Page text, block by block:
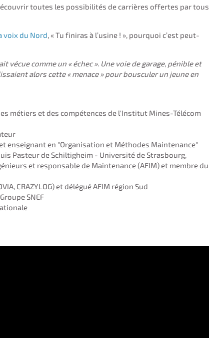
toutes les possibilités de carrières offertes par tous
voix du Nord , « Tu finiras à l’usine ! », pourquoi c’est peut-
comme un « échec ». Une voie de garage, pénible et
alors cette « menace » pour bousculer un jeune en
métiers et des compétences de l'Institut Mines-Télécom
enseignant en "Organisation et Méthodes Maintenance"
Pasteur de Schiltigheim - Université de Strasbourg,
et responsable de Maintenance (AFIM) et membre du
CRAZYLOG) et délégué AFIM région Sud
SNEF